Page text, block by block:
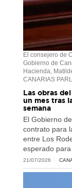
El consejero de
Gobierno de
Hacienda,
CANARIAS
Las obras
un mes tras
semana
El Gobierno
contrato para
entre Los
esperado
21/07/2026